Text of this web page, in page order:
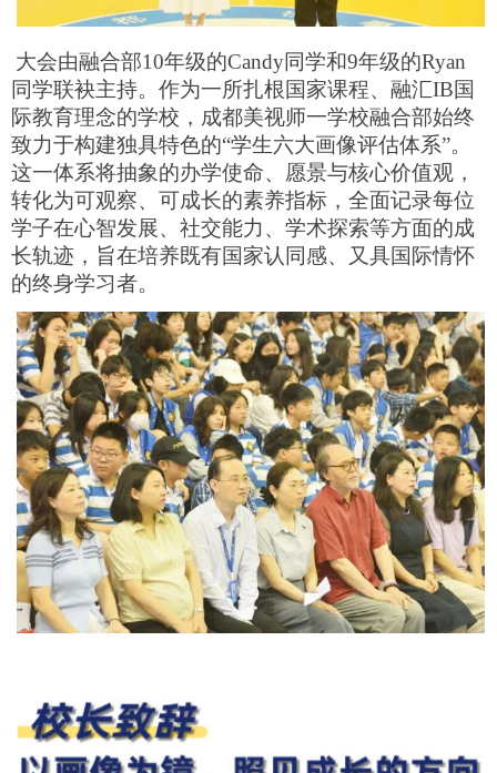
大会由融合部10年级的Candy同学和9年级的Ryan
同学联袂主持。作为一所扎根国家课程、融汇IB国
际教育理念的学校，成都美视师一学校融合部始终
致力于构建独具特色的“学生六大画像评估体系”。
这一体系将抽象的办学使命、愿景与核心价值观，
转化为可观察、可成长的素养指标，全面记录每位
学子在心智发展、社交能力、学术探索等方面的成
长轨迹，旨在培养既有国家认同感、又具国际情怀
的终身学习者。